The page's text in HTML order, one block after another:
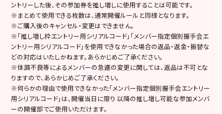
ントリーした後、その参加券を推し増しに使用することは可能です。
※まとめて使用できる枚数は、通常開催ルールと同様となります。
※ご購入後のキャンセル・変更はできません。
※「推し増し枠エントリー用シリアルコード」「メンバー指定個別握手会エ
ントリー用シリアルコード」を使用できなかった場合の返品・返金・振替な
どの対応はいたしかねます。あらかじめご了承ください。
※体調不良等によるメンバーの急遽の変更に関しては、返品は不可とな
りますので、あらかじめご了承ください。
※何らかの理由で使用できなかった「メンバー指定個別握手会エントリー
用シリアルコード」は、開催当日に限り 以降の推し増し可能な参加メンバ
ーの開催部でご使用いただけます。